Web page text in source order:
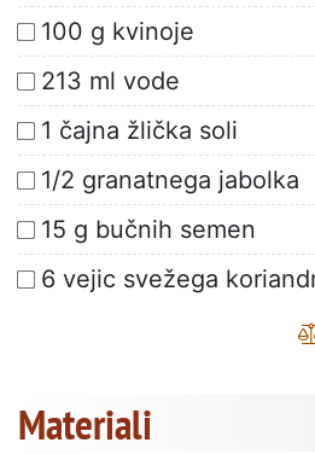
100 g kvinoje
213 ml vode
1 čajna žlička soli
1/2 granatnega jabolka
15 g bučnih semen
6 vejic svežega
Materiali